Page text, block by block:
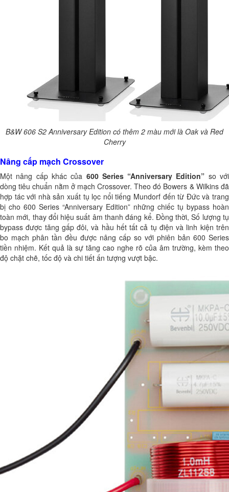
B&W 606 S2 Anniversary Edition có thêm 2 màu mới là Oak và Red
Cherry
Nâng cấp mạch Crossover
Một nâng cấp khác của 600 Series “Anniversary Edition” so với
dòng tiêu chuẩn nằm ở mạch Crossover. Theo đó Bowers & Wilkins đã
hợp tác với nhà sản xuất tụ lọc nổi tiếng Mundorf đến từ Đức và trang
bị cho 600 Series “Anniversary Edition” những chiếc tụ bypass hoàn
toàn mới, thay đổi hiệu suất âm thanh đáng kể. Đồng thời, Số lượng tụ
bypass được tăng gấp đôi, và hầu hết tất cả tụ điện và linh kiện trên
bo mạch phân tần đều được nâng cấp so với phiên bản 600 Series
tiền nhiệm. Kết quả là sự tăng cao nghe rõ của âm trường, kèm theo
độ chặt chẽ, tốc độ và chi tiết ấn tượng vượt bậc.